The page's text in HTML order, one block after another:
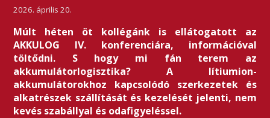
2026. április 20.
Múlt héten öt kollégánk is ellátogatott az
AKKULOG IV. konferenciára, információval
töltődni. S hogy mi fán terem az
akkumulátorlogisztika? A lítiumion-
akkumulátorokhoz kapcsolódó szerkezetek és
alkatrészek szállítását és kezelését jelenti, nem
kevés szabállyal és odafigyeléssel.